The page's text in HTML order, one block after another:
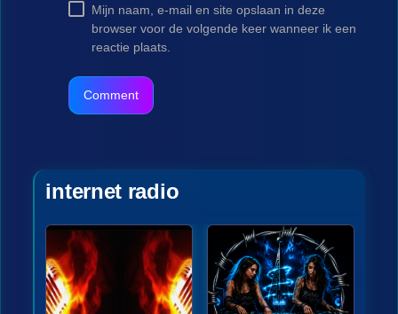
Mijn naam, e-mail en site opslaan in deze
browser voor de volgende keer wanneer ik een
reactie plaats.
internet radio